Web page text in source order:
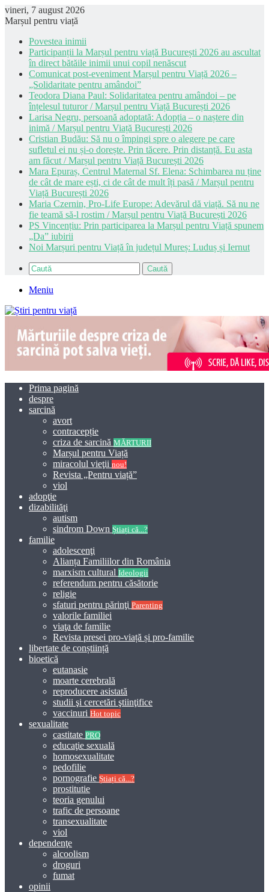
vineri, 7 august 2026
Marșul pentru viață
Povestea inimii
Participanții la Marșul pentru viață București 2026 au ascultat
în direct bătăile inimii unui copil nenăscut
Comunicat post-eveniment Marșul pentru Viață 2026 –
„Solidaritate pentru amândoi”
Teodora Diana Paul: Solidaritatea pentru amândoi – pe
înțelesul tuturor / Marșul pentru Viață București 2026
Larisa Negru, persoană adoptată: Adopția – o naștere din
inimă / Marșul pentru Viață București 2026
Cristian Budău: Să nu o împingi spre o alegere pe care
sufletul ei nu și-o dorește. Prin tăcere. Prin distanță. Eu asta
am făcut / Marșul pentru Viață București 2026
Mara Epuraș, Centrul Maternal Sf. Elena: Schimbarea nu ține
de cât de mare ești, ci de cât de mult îți pasă / Marșul pentru
Viață București 2026
Maria Czernin, Pro-Life Europe: Adevărul dă viață. Să nu ne
fie teamă să-l rostim / Marșul pentru Viață București 2026
PS Vincențiu: Prin participarea la Marșul pentru Viață spunem
„Da” iubirii
Noi Marșuri pentru Viață în județul Mureș: Luduș și Iernut
Caută
Meniu
Prima pagină
despre
sarcină
avort
contracepție
criza de sarcină MĂRTURII
Marșul pentru Viață
miracolul vieţii nou!
Revista „Pentru viață”
viol
adopţie
dizabilităţi
autism
sindrom Down Știați că...?
familie
adolescenţi
Alianța Familiilor din România
marxism cultural Ideologii
referendum pentru căsătorie
religie
sfaturi pentru părinţi Parenting
valorile familiei
viaţa de familie
Revista presei pro-viață și pro-familie
libertate de conștiință
bioetică
eutanasie
moarte cerebrală
reproducere asistată
studii şi cercetări ştiinţifice
vaccinuri Hot topic
sexualitate
castitate PRO
educaţie sexuală
homosexualitate
pedofilie
pornografie Știați că...?
prostitutie
teoria genului
trafic de persoane
transexualitate
viol
dependenţe
alcoolism
droguri
fumat
opinii